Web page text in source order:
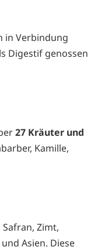
in Verbindung
Digestif genossen
27 Kräuter und
Kamille,
Zimt,
Asien. Diese